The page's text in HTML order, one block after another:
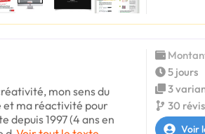
mon sens du
et ma réactivité pour
depuis 1997 (4 ans en
5 jours
3
30
Voir le